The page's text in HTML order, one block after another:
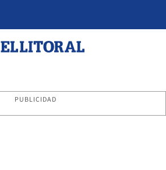
PUBLICIDAD